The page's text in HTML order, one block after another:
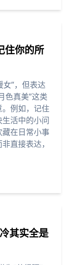
住你的所
女”，但表达
色真美”这类
例如，记住
活中的小问
在日常小事
直接表达，
其实全是